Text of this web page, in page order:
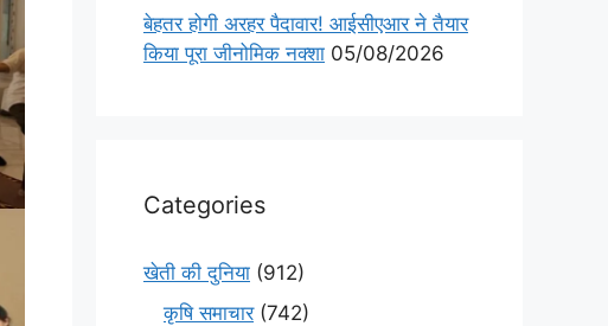
बेहतर होगी अरहर पैदावार! आईसीएआर ने तैयार
किया पूरा जीनोमिक नक्शा 05/08/2026
Categories
खेती की दुनिया (912)
कृषि समाचार(742)